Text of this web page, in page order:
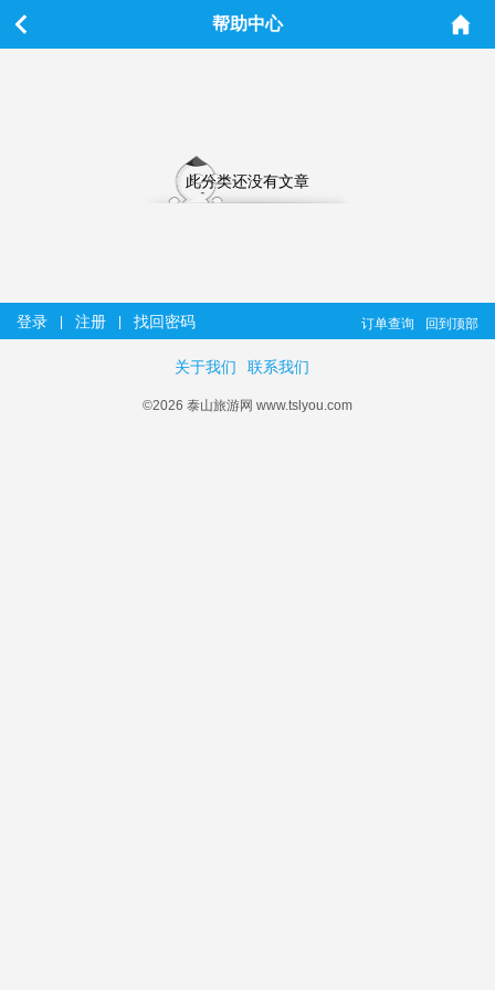
帮助中心
此分类还没有文章
登录 注册 找回密码 回到顶部
订单查询
关于我们 联系我们
©2026 泰山旅游网 www.tslyou.com